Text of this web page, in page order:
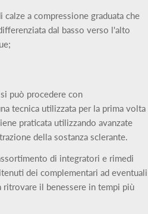
a compressione graduata che
dal basso verso l'alto
può procedere con
tecnica utilizzata per la prima volta
praticata utilizzando avanzate
della sostanza sclerante.
di integratori e rimedi
dei complementari ad eventuali
ritrovare il benessere in tempi più